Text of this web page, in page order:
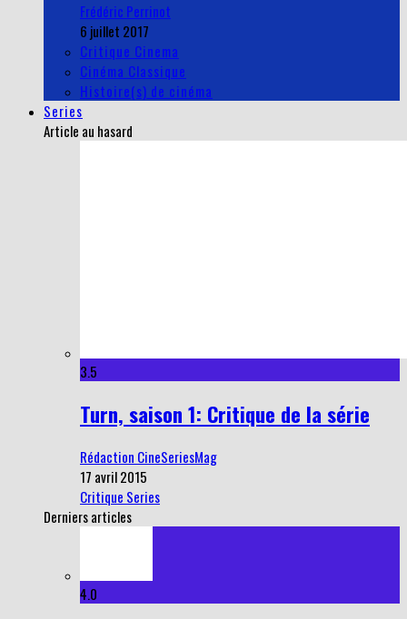
Frédéric Perrinot
6 juillet 2017
Critique Cinema
Cinéma Classique
Histoire(s) de cinéma
Series
Article au hasard
3.5
Turn, saison 1: Critique de la série
Rédaction CineSeriesMag
17 avril 2015
Critique Series
Derniers articles
4.0